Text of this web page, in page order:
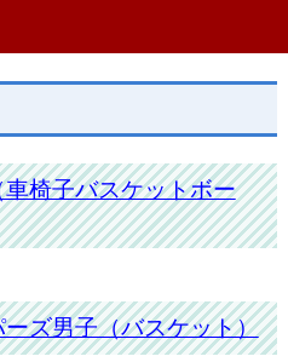
椅子バスケットボー
ズ男子（バスケット）